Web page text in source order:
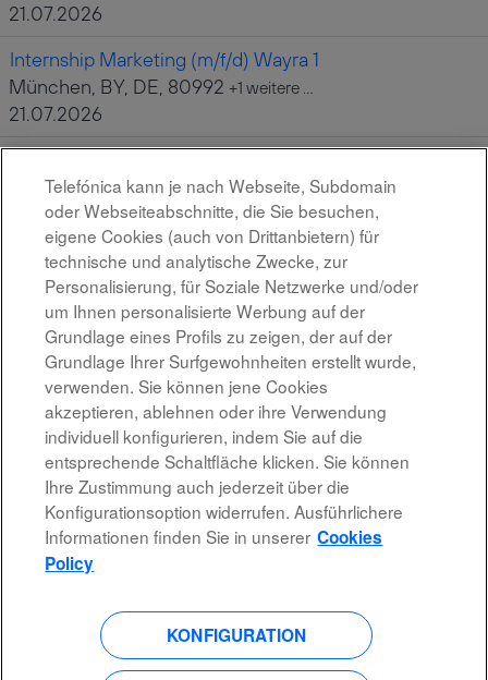
21.07.2026
Internship Marketing (m/f/d) Wayra 1
München, BY, DE, 80992 +1 weitere …
21.07.2026
2027 (m/w/d) in Düsseldorf
Düsseldorf, NW, DE, 40474
17.07.2026
Ergebnisse1 – 7
Rechtshinweis
Barrierefreiheit
Datenschutzrichtlinien
i
W
i
W
i
Telefónica kann je nach Webseite, Subdomain
oder Webseiteabschnitte, die Sie besuchen,
eigene Cookies (auch von Drittanbietern) für
technische und analytische Zwecke, zur
Personalisierung, für Soziale Netzwerke und/oder
um Ihnen personalisierte Werbung auf der
Grundlage eines Profils zu zeigen, der auf der
Grundlage Ihrer Surfgewohnheiten erstellt wurde,
verwenden. Sie können jene Cookies
akzeptieren, ablehnen oder ihre Verwendung
individuell konfigurieren, indem Sie auf die
entsprechende Schaltfläche klicken. Sie können
Ihre Zustimmung auch jederzeit über die
Konfigurationsoption widerrufen. Ausführlichere
Informationen finden Sie in unserer Cookies
Policy
KONFIGURATION